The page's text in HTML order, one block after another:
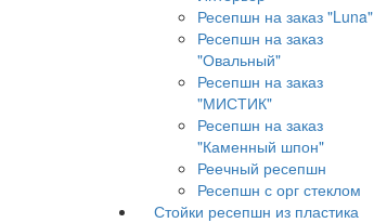
Ресепшн на заказ "Luna"
Ресепшн на заказ
"Овальный"
Ресепшн на заказ
"МИСТИК"
Ресепшн на заказ
"Каменный шпон"
Реечный ресепшн
Ресепшн с орг стеклом
Стойки ресепшн из пластика